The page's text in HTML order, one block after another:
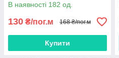
В наявності 182 од.
130 ₴/пог.м 168 ₴/пог.м
Купити